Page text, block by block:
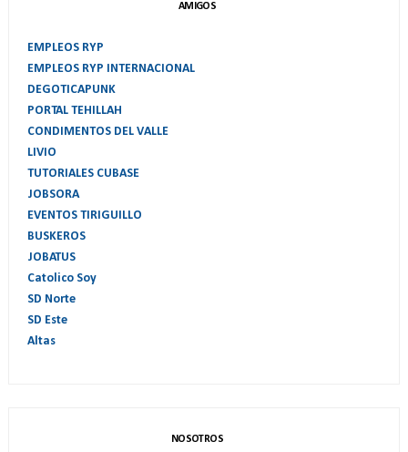
AMIGOS
EMPLEOS RYP
EMPLEOS RYP INTERNACIONAL
DEGOTICAPUNK
PORTAL TEHILLAH
CONDIMENTOS DEL VALLE
LIVIO
TUTORIALES CUBASE
JOBSORA
EVENTOS TIRIGUILLO
BUSKEROS
JOBATUS
Catolico Soy
SD Norte
SD Este
Altas
NOSOTROS